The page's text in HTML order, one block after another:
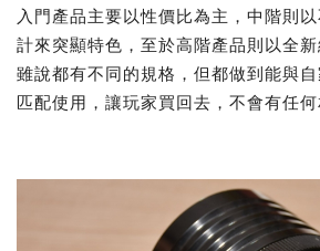
入門產品主要以性價比為主，中階則
計來突顯特色，至於高階產品則以全
雖說都有不同的規格，但都做到能與
匹配使用，讓玩家買回去，不會有任何